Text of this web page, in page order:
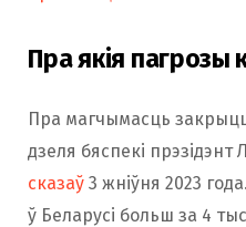
Пра якія пагрозы
Пра магчымасць
дзеля бяспекі прэзідэнт
сказаў 3 жніўня 2023
ў Беларусі больш за 4